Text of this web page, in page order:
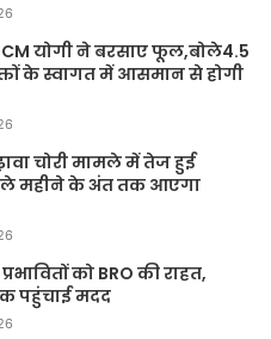
CM योगी ने बरसाए फूल,बोले4.5
के स्वागत में आसमान से होगी
चोरी मामले में तेज हुई
महीने के अंत तक आएगा
को BRO की राहत,
पहुंचाई मदद